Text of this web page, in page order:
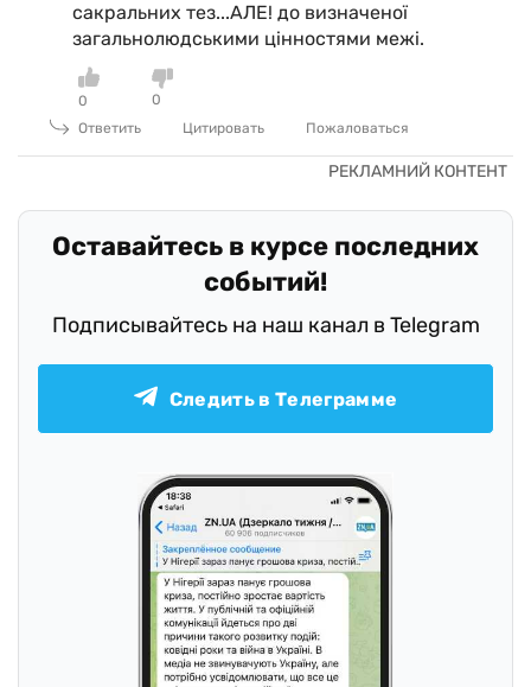
сакральних тез...АЛЕ! до визначеної
загальнолюдськими цінностями межі.
0
0
Ответить
Цитировать Пожаловаться
Оставайтесь в курсе последних
событий!
Подписывайтесь на наш канал в Telegram
Следить в Телеграмме